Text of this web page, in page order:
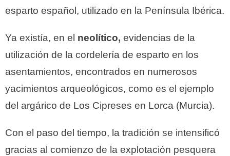
esparto español, utilizado en la Península Ibérica.
Ya existía, en el neolítico, evidencias de la
utilización de la cordelería de esparto en los
asentamientos, encontrados en numerosos
yacimientos arqueológicos, como es el ejemplo
del argárico de Los Cipreses en Lorca (Murcia).
Con el paso del tiempo, la tradición se intensificó
gracias al comienzo de la explotación pesquera